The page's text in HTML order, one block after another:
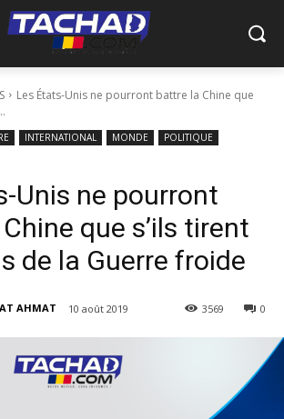
Les États-Unis ne pourront battre la Chine que
INTERNATIONAL MONDE
POLITIQUE
Unis ne pourront
que s’ils tirent
de la Guerre froide
AHMAT 10 août 2019 0
3569